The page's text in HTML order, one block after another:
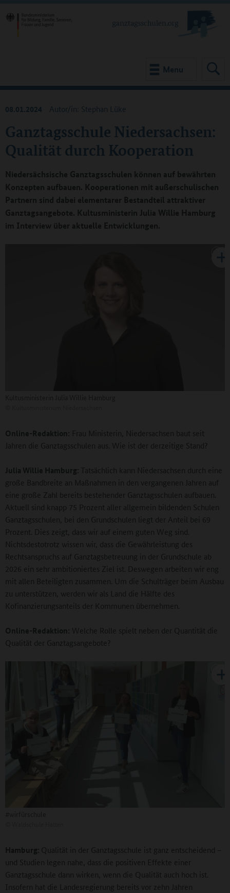
Menu
Ganztagsschule Niedersachsen:
Qualität durch Kooperation
08.01.2024 Autor/in: Stephan Lüke
Niedersächsische Ganztagsschulen können auf bewährten
Konzepten aufbauen. Kooperationen mit außerschulischen
Partnern sind dabei elementarer Bestandteil attraktiver
Ganztagsangebote. Kultusministerin Julia Willie Hamburg
im Interview über aktuelle Entwicklungen.
Online-Redaktion: Frau Ministerin, Niedersachsen baut seit
Jahren die Ganztagsschulen aus. Wie ist der derzeitige Stand?
Julia Willie Hamburg: Tatsächlich kann Niedersachsen durch eine
große Bandbreite an Maßnahmen in den vergangenen Jahren auf
eine große Zahl bereits bestehender Ganztagsschulen aufbauen.
Aktuell sind knapp 75 Prozent aller allgemein bildenden Schulen
Ganztagsschulen, bei den Grundschulen liegt der Anteil bei 69
Prozent. Dies zeigt, dass wir auf einem guten Weg sind.
Nichtsdestotrotz wissen wir, dass die Gewährleistung des
Rechtsanspruchs auf Ganztagsbetreuung in der Grundschule ab
2026 ein sehr ambitioniertes Ziel ist. Deswegen arbeiten wir eng
mit allen Beteiligten zusammen. Um die Schulträger beim Ausbau
zu unterstützen, werden wir als Land die Hälfte des
Kofinanzierungsanteils der Kommunen übernehmen.
Online-Redaktion: Welche Rolle spielt neben der Quantität die
Qualität der Ganztagsangebote?
Hamburg: Qualität in der Ganztagsschule ist ganz entscheidend –
und Studien legen nahe, dass die positiven Effekte einer
Ganztagsschule dann wirken, wenn die Qualität auch hoch ist.
Insofern hat die Landesregierung bereits vor zehn Jahren